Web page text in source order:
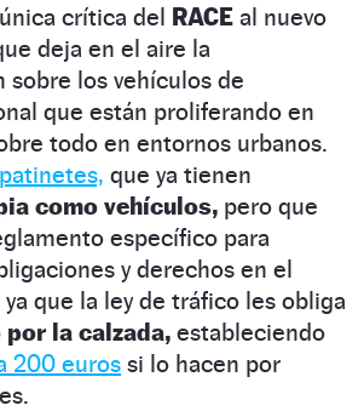
crítica del RACE al nuevo
deja en el aire la
sobre los vehículos de
que están proliferando en
todo en entornos urbanos.
patinetes, que ya tienen
como vehículos, pero que
específico para
y derechos en el
que la ley de tráfico les obliga
la calzada, estableciendo
200 euros si lo hacen por